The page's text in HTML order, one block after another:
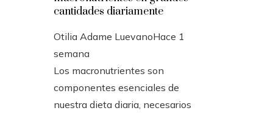
cantidades diariamente
Otilia Adame LuevanoHace 1
semana
Los macronutrientes son
componentes esenciales de
nuestra dieta diaria, necesarios